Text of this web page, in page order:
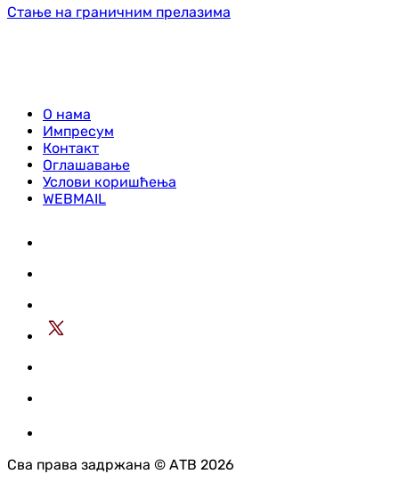
Стање на граничним прелазима
О нама
Импресум
Контакт
Оглашавање
Услови коришћења
WEBMAIL
Сва права задржана © АТВ 2026